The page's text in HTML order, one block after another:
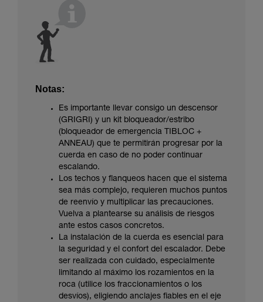
Notas:
Es importante llevar consigo un descensor
(GRIGRI) y un kit bloqueador/estribo
(bloqueador de emergencia TIBLOC +
ANNEAU) que te permitirán progresar por la
cuerda en caso de no poder continuar
escalando.
Los techos y flanqueos hacen que el sistema
sea más complejo, requieren muchos puntos
de reenvío y multiplicar las precauciones.
Vuelva a plantearse su análisis de riesgos
ante estos casos concretos.
La instalación de la cuerda es esencial para
la seguridad y el confort del escalador. Debe
ser realizada con cuidado, especialmente
limitando al máximo los rozamientos en la
roca (utilice los fraccionamientos o los
desvíos), eligiendo anclajes fiables en el eje